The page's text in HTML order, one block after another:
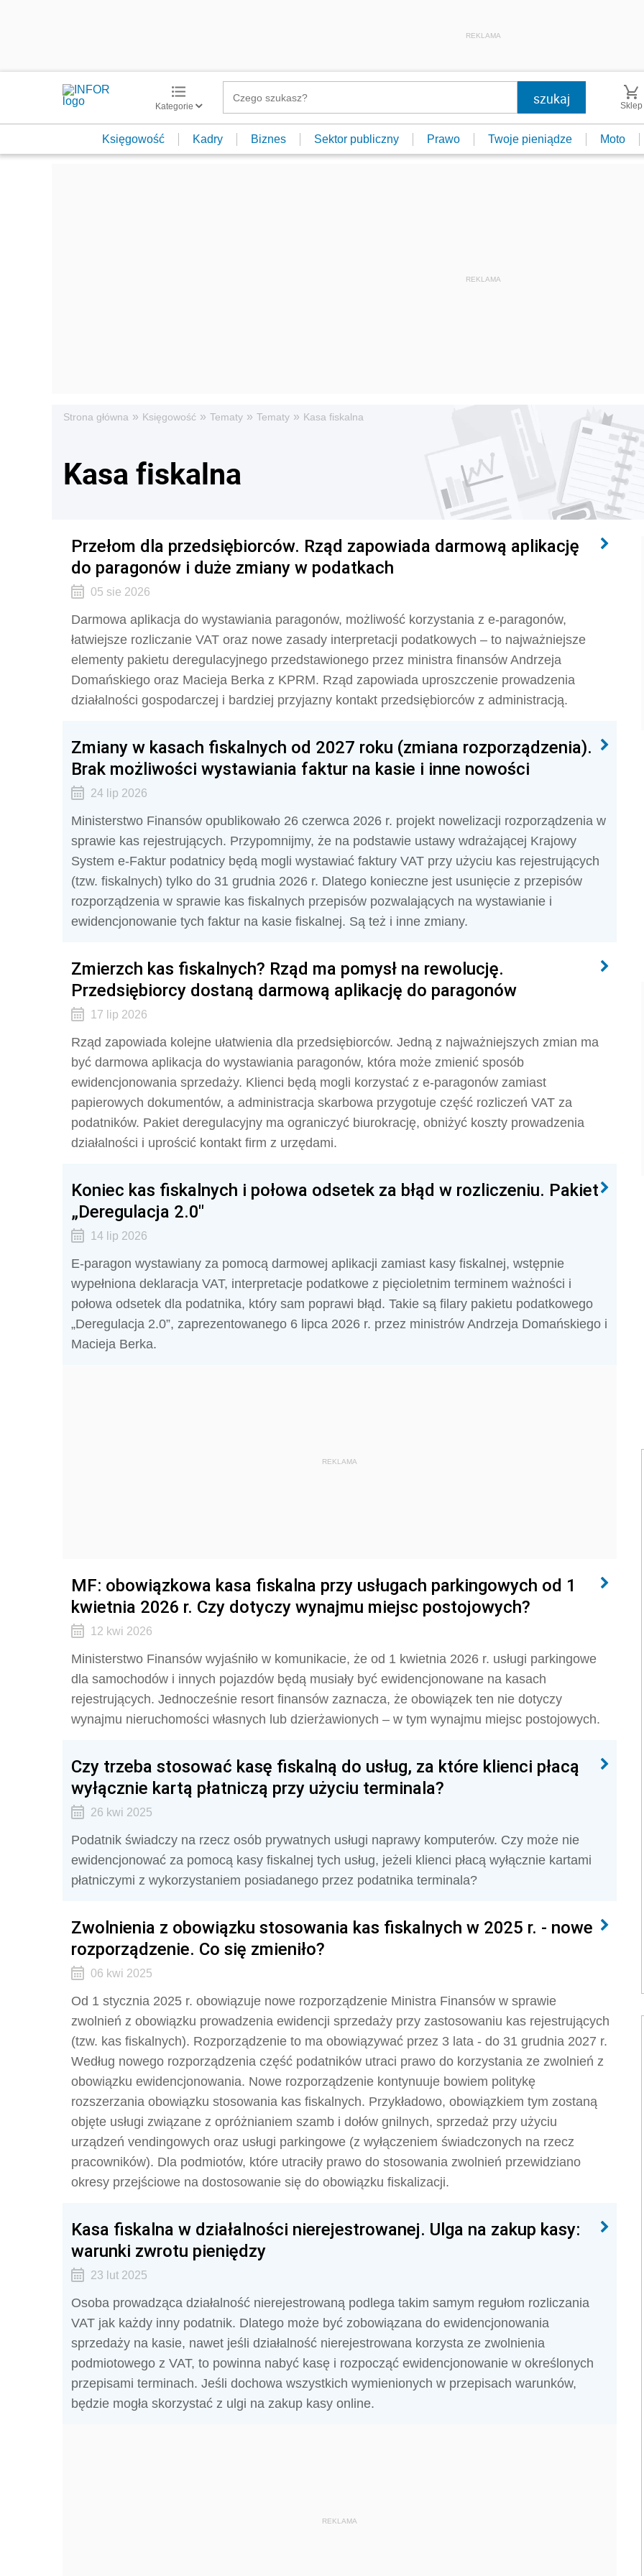
REKLAMA
Kategorie Sklep
Księgowość Kadry Biznes Sektor publiczny Prawo Twoje pieniądze Moto
Strona główna » Księgowość » Tematy » Tematy » Kasa fiskalna
Kasa fiskalna
Przełom dla przedsiębiorców. Rząd zapowiada darmową aplikację
do paragonów i duże zmiany w podatkach
05 sie 2026
Darmowa aplikacja do wystawiania paragonów, możliwość korzystania z e-paragonów,
łatwiejsze rozliczanie VAT oraz nowe zasady interpretacji podatkowych – to najważniejsze
elementy pakietu deregulacyjnego przedstawionego przez ministra finansów Andrzeja
Domańskiego oraz Macieja Berka z KPRM. Rząd zapowiada uproszczenie prowadzenia
działalności gospodarczej i bardziej przyjazny kontakt przedsiębiorców z administracją.
Zmiany w kasach fiskalnych od 2027 roku (zmiana rozporządzenia).
Brak możliwości wystawiania faktur na kasie i inne nowości
24 lip 2026
Ministerstwo Finansów opublikowało 26 czerwca 2026 r. projekt nowelizacji rozporządzenia w
sprawie kas rejestrujących. Przypomnijmy, że na podstawie ustawy wdrażającej Krajowy
System e-Faktur podatnicy będą mogli wystawiać faktury VAT przy użyciu kas rejestrujących
(tzw. fiskalnych) tylko do 31 grudnia 2026 r. Dlatego konieczne jest usunięcie z przepisów
rozporządzenia w sprawie kas fiskalnych przepisów pozwalających na wystawianie i
ewidencjonowanie tych faktur na kasie fiskalnej. Są też i inne zmiany.
Zmierzch kas fiskalnych? Rząd ma pomysł na rewolucję.
Przedsiębiorcy dostaną darmową aplikację do paragonów
17 lip 2026
Rząd zapowiada kolejne ułatwienia dla przedsiębiorców. Jedną z najważniejszych zmian ma
być darmowa aplikacja do wystawiania paragonów, która może zmienić sposób
ewidencjonowania sprzedaży. Klienci będą mogli korzystać z e-paragonów zamiast
papierowych dokumentów, a administracja skarbowa przygotuje część rozliczeń VAT za
podatników. Pakiet deregulacyjny ma ograniczyć biurokrację, obniżyć koszty prowadzenia
działalności i uprościć kontakt firm z urzędami.
Koniec kas fiskalnych i połowa odsetek za błąd w rozliczeniu. Pakiet
„Deregulacja 2.0"
14 lip 2026
E-paragon wystawiany za pomocą darmowej aplikacji zamiast kasy fiskalnej, wstępnie
wypełniona deklaracja VAT, interpretacje podatkowe z pięcioletnim terminem ważności i
połowa odsetek dla podatnika, który sam poprawi błąd. Takie są filary pakietu podatkowego
„Deregulacja 2.0”, zaprezentowanego 6 lipca 2026 r. przez ministrów Andrzeja Domańskiego i
Macieja Berka.
REKLAMA
MF: obowiązkowa kasa fiskalna przy usługach parkingowych od 1
kwietnia 2026 r. Czy dotyczy wynajmu miejsc postojowych?
12 kwi 2026
Ministerstwo Finansów wyjaśniło w komunikacie, że od 1 kwietnia 2026 r. usługi parkingowe
dla samochodów i innych pojazdów będą musiały być ewidencjonowane na kasach
rejestrujących. Jednocześnie resort finansów zaznacza, że obowiązek ten nie dotyczy
wynajmu nieruchomości własnych lub dzierżawionych – w tym wynajmu miejsc postojowych.
Czy trzeba stosować kasę fiskalną do usług, za które klienci płacą
wyłącznie kartą płatniczą przy użyciu terminala?
26 kwi 2025
Podatnik świadczy na rzecz osób prywatnych usługi naprawy komputerów. Czy może nie
ewidencjonować za pomocą kasy fiskalnej tych usług, jeżeli klienci płacą wyłącznie kartami
płatniczymi z wykorzystaniem posiadanego przez podatnika terminala?
Zwolnienia z obowiązku stosowania kas fiskalnych w 2025 r. - nowe
rozporządzenie. Co się zmieniło?
06 kwi 2025
Od 1 stycznia 2025 r. obowiązuje nowe rozporządzenie Ministra Finansów w sprawie
zwolnień z obowiązku prowadzenia ewidencji sprzedaży przy zastosowaniu kas rejestrujących
(tzw. kas fiskalnych). Rozporządzenie to ma obowiązywać przez 3 lata - do 31 grudnia 2027 r.
Według nowego rozporządzenia część podatników utraci prawo do korzystania ze zwolnień z
obowiązku ewidencjonowania. Nowe rozporządzenie kontynuuje bowiem politykę
rozszerzania obowiązku stosowania kas fiskalnych. Przykładowo, obowiązkiem tym zostaną
objęte usługi związane z opróżnianiem szamb i dołów gnilnych, sprzedaż przy użyciu
urządzeń vendingowych oraz usługi parkingowe (z wyłączeniem świadczonych na rzecz
pracowników). Dla podmiotów, które utraciły prawo do stosowania zwolnień przewidziano
okresy przejściowe na dostosowanie się do obowiązku fiskalizacji.
Kasa fiskalna w działalności nierejestrowanej. Ulga na zakup kasy:
warunki zwrotu pieniędzy
23 lut 2025
Osoba prowadząca działalność nierejestrowaną podlega takim samym regułom rozliczania
VAT jak każdy inny podatnik. Dlatego może być zobowiązana do ewidencjonowania
sprzedaży na kasie, nawet jeśli działalność nierejestrowana korzysta ze zwolnienia
podmiotowego z VAT, to powinna nabyć kasę i rozpocząć ewidencjonowanie w określonych
przepisami terminach. Jeśli dochowa wszystkich wymienionych w przepisach warunków,
będzie mogła skorzystać z ulgi na zakup kasy online.
REKLAMA